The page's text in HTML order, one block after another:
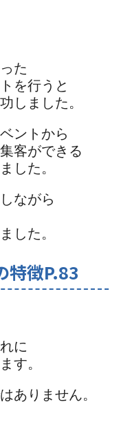
た
を行うと
しました。
ントから
客ができる
した。
ながら
した。
特徴P.83
に
す。
ありません。